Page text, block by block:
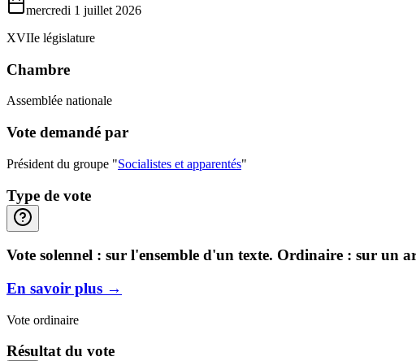
mercredi 1 juillet 2026
XVIIe législature
Chambre
Assemblée nationale
Vote demandé par
Président du groupe "Socialistes et apparentés"
Type de vote
Vote solennel : sur l'ensemble d'un texte. Ordinaire : sur un
En savoir plus →
Vote ordinaire
Résultat du vote